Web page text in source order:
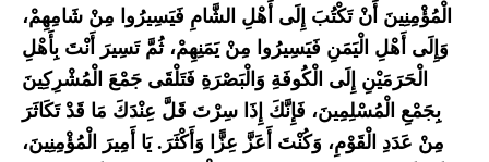
الْمُؤْمِنِينَ أَنْ تَكْتُبَ إِلَى أَهْلِ الشَّامِ فَيَسِيرُوا مِنْ شَامِهِمْ،
وَإِلَى أَهْلِ الْيَمَنِ فَيَسِيرُوا مِنْ يَمَنِهِمْ، ثُمَّ تَسِيرَ أَنْتَ بِأَهْلِ
الْحَرَمَيْنِ إِلَى الْكُوفَةِ وَالْبَصْرَةِ فَتَلْقَى جَمْعَ الْمُشْرِكِينَ
بِجَمْعِ الْمُسْلِمِينَ، فَإِنَّكَ إِذَا سِرْتَ قَلَّ عِنْدَكَ مَا قَدْ تَكَاثَرَ
مِنْ عَدَدِ الْقَوْمِ، وَكُنْتَ أَعَزَّ عِزًّا وَأَكْثَرَ. يَا أَمِيرَ الْمُؤْمِنِينَ،